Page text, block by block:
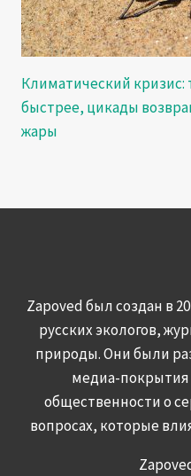
Климатический
быстрее, цикады
жары
Zapoved был создан в
русских экологов,
природы. Они были
медиа-
общественности о
вопросах, которые